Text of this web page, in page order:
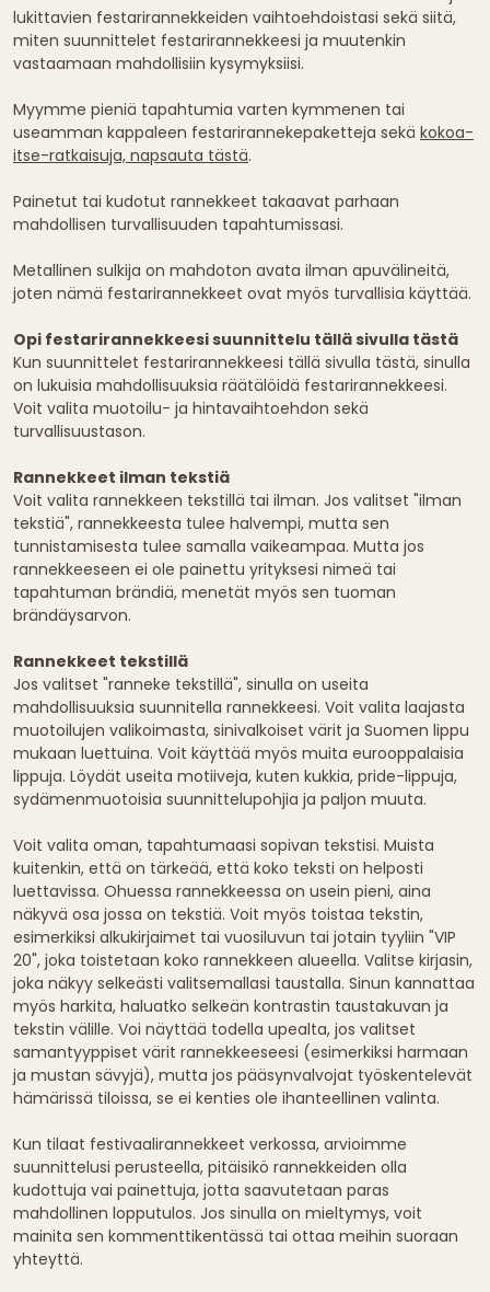
lukittavien festarirannekkeiden vaihtoehdoistasi sekä siitä,
miten suunnittelet festarirannekkeesi ja muutenkin
vastaamaan mahdollisiin kysymyksiisi.
Myymme pieniä tapahtumia varten kymmenen tai
useamman kappaleen festarirannekepaketteja sekä kokoa-
itse-ratkaisuja, napsauta tästä.
Painetut tai kudotut rannekkeet takaavat parhaan
mahdollisen turvallisuuden tapahtumissasi.
Metallinen sulkija on mahdoton avata ilman apuvälineitä,
joten nämä festarirannekkeet ovat myös turvallisia käyttää.
Opi festarirannekkeesi suunnittelu tällä sivulla tästä
Kun suunnittelet festarirannekkeesi tällä sivulla tästä, sinulla
on lukuisia mahdollisuuksia räätälöidä festarirannekkeesi.
Voit valita muotoilu- ja hintavaihtoehdon sekä
turvallisuustason.
Rannekkeet ilman tekstiä
Voit valita rannekkeen tekstillä tai ilman. Jos valitset "ilman
tekstiä", rannekkeesta tulee halvempi, mutta sen
tunnistamisesta tulee samalla vaikeampaa. Mutta jos
rannekkeeseen ei ole painettu yrityksesi nimeä tai
tapahtuman brändiä, menetät myös sen tuoman
brändäysarvon.
Rannekkeet tekstillä
Jos valitset "ranneke tekstillä", sinulla on useita
mahdollisuuksia suunnitella rannekkeesi. Voit valita laajasta
muotoilujen valikoimasta, sinivalkoiset värit ja Suomen lippu
mukaan luettuina. Voit käyttää myös muita eurooppalaisia
lippuja. Löydät useita motiiveja, kuten kukkia, pride-lippuja,
sydämenmuotoisia suunnittelupohjia ja paljon muuta.
Voit valita oman, tapahtumaasi sopivan tekstisi. Muista
kuitenkin, että on tärkeää, että koko teksti on helposti
luettavissa. Ohuessa rannekkeessa on usein pieni, aina
näkyvä osa jossa on tekstiä. Voit myös toistaa tekstin,
esimerkiksi alkukirjaimet tai vuosiluvun tai jotain tyyliin "VIP
20", joka toistetaan koko rannekkeen alueella. Valitse kirjasin,
joka näkyy selkeästi valitsemallasi taustalla. Sinun kannattaa
myös harkita, haluatko selkeän kontrastin taustakuvan ja
tekstin välille. Voi näyttää todella upealta, jos valitset
samantyyppiset värit rannekkeeseesi (esimerkiksi harmaan
ja mustan sävyjä), mutta jos pääsynvalvojat työskentelevät
hämärissä tiloissa, se ei kenties ole ihanteellinen valinta.
Kun tilaat festivaalirannekkeet verkossa, arvioimme
suunnittelusi perusteella, pitäisikö rannekkeiden olla
kudottuja vai painettuja, jotta saavutetaan paras
mahdollinen lopputulos. Jos sinulla on mieltymys, voit
mainita sen kommenttikentässä tai ottaa meihin suoraan
yhteyttä.